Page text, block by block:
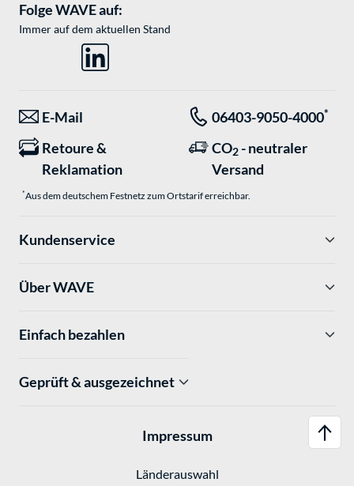
Folge WAVE auf:
Immer auf dem aktuellen Stand
E-Mail 06403-9050-4000*
Retoure &
Reklamation
CO2 - neutraler
Versand
*Aus dem deutschem Festnetz zum Ortstarif erreichbar.
Kundenservice
Über WAVE
Einfach bezahlen
Geprüft & ausgezeichnet
Impressum
Länderauswahl